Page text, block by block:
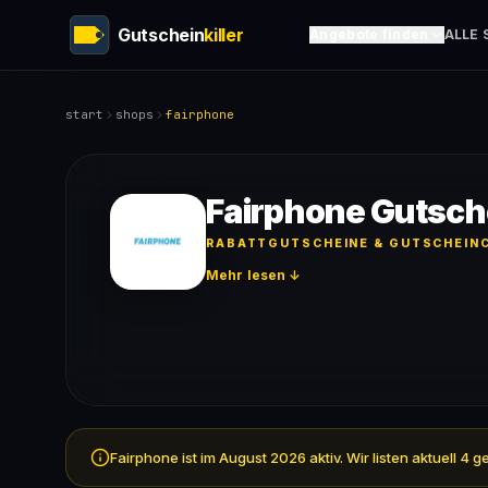
Gutscheinkiller ALLE
start shops fairphone
Fairphone
RABATTGUTSCHEINE &
Mehr lesen ↓
Fairphone ist im August 2026 aktiv. Wir listen aktuell 4